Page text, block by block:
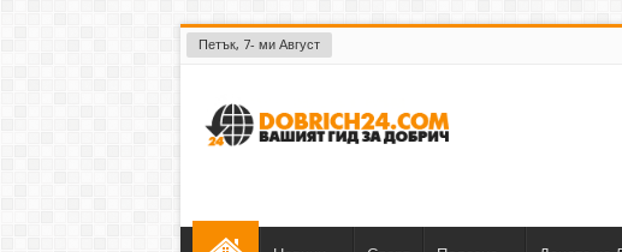
Петък, 7- ми Август